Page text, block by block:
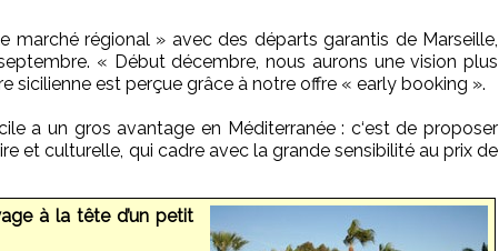
marché régional » avec des départs garantis de Marseille,
« Début décembre, nous aurons une vision plus
sicilienne est perçue grâce à notre offre « early booking ».
a un gros avantage en Méditerranée : c‘est de proposer
et culturelle, qui cadre avec la grande sensibilité au prix de
à la tête d’un petit